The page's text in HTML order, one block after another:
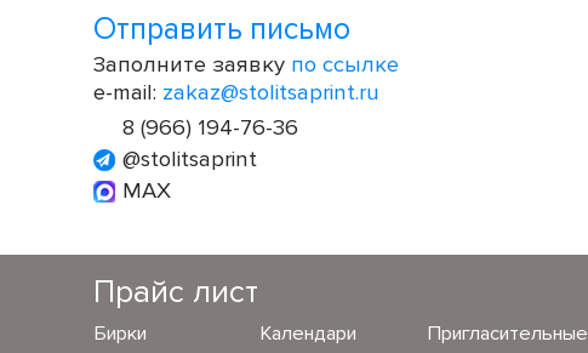
Отправить письмо
Заполните заявку по ссылке
e-mail: zakaz@stolitsaprint.ru
8 (966) 194-76-36
@stolitsaprint
MAX
Прайс лист
Бирки
Календари
Пригласительные